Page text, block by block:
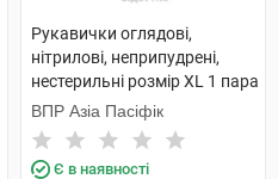
Рукавички оглядові,
нітрилові, неприпудрені,
нестерильні розмір XL 1 пара
ВПР Азіа Пасіфік
Є в наявності